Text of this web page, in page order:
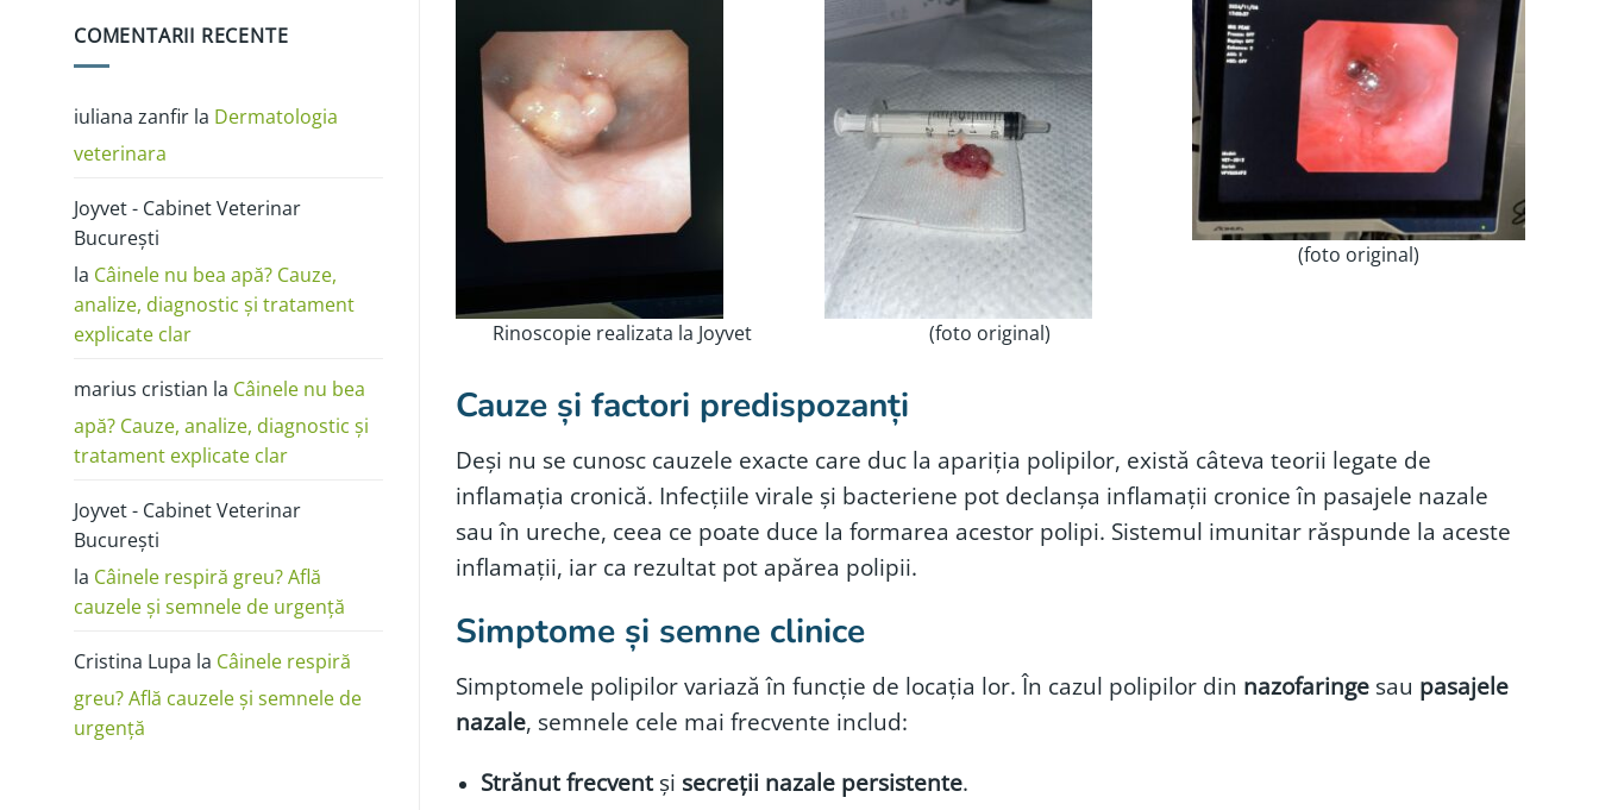
(FAVN):
ghid
Râia
cum
o
de
dermatită
COMENTARII RECENTE
iuliana zanfir la Dermatologia
veterinara
Joyvet - Cabinet Veterinar
București
la Câinele nu bea apă? Cauze,
analize, diagnostic și tratament
explicate clar
marius cristian la Câinele nu bea
apă? Cauze, analize, diagnostic și
tratament explicate clar
Joyvet - Cabinet Veterinar
București
la Câinele respiră greu? Află
cauzele și semnele de urgență
Cristina Lupa la Câinele respiră
greu? Află cauzele și semnele de
urgență
Rinoscopie realizata la Joyvet (foto original)
(foto original)
Cauze și factori predispozanți
Deși nu se cunosc cauzele exacte care duc la apariția polipilor, există câteva teorii legate de
inflamația cronică. Infecțiile virale și bacteriene pot declanșa inflamații cronice în pasajele nazale
sau în ureche, ceea ce poate duce la formarea acestor polipi. Sistemul imunitar răspunde la aceste
inflamații, iar ca rezultat pot apărea polipii.
Simptome și semne clinice
Simptomele polipilor variază în funcție de locația lor. În cazul polipilor din nazofaringe sau pasajele
nazale, semnele cele mai frecvente includ:
Strănut frecventși secreții nazale persistente.